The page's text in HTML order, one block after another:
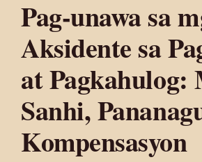
Pag-unawa sa
Aksidente sa
at Pagkahulog:
Sanhi,
Kompensasyon